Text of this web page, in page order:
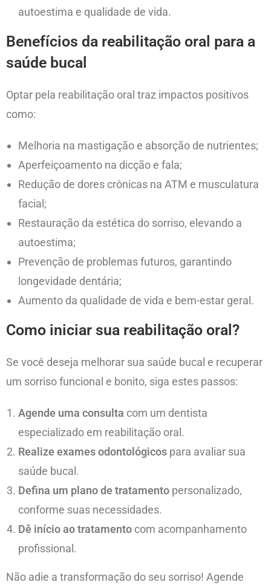
autoestima e qualidade de vida.
Benefícios da reabilitação oral para a
saúde bucal
Optar pela reabilitação oral traz impactos positivos
como:
Melhoria na mastigação e absorção de nutrientes;
Aperfeiçoamento na dicção e fala;
Redução de dores crônicas na ATM e musculatura
facial;
Restauração da estética do sorriso, elevando a
autoestima;
Prevenção de problemas futuros, garantindo
longevidade dentária;
Aumento da qualidade de vida e bem-estar geral.
Como iniciar sua reabilitação oral?
Se você deseja melhorar sua saúde bucal e recuperar
um sorriso funcional e bonito, siga estes passos:
Agende uma consulta com um dentista
especializado em reabilitação oral.
Realize exames odontológicos para avaliar sua
saúde bucal.
Defina um plano de tratamento personalizado,
conforme suas necessidades.
Dê início ao tratamento com acompanhamento
profissional.
Não adie a transformação do seu sorriso! Agende